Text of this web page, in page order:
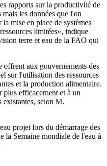
rapports sur la productivité de
les données que l'on
mise en place de systèmes
limitées», indique
terre et eau de la FAO qui
offrent aux gouvernements des
sur l'utilisation des ressources
et la production alimentaire.
plus efficacement et à un
existantes, selon M.
projet lors du démarrage des
la Semaine mondiale de l'eau à